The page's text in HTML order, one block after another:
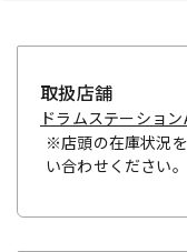
取扱店舗
ドラムステーショ
※店頭の在庫状況
い合わせください。